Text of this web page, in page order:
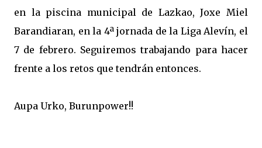
en la piscina municipal de Lazkao, Joxe Miel
Barandiaran, en la 4ª jornada de la Liga Alevín, el
7 de febrero. Seguiremos trabajando para hacer
frente a los retos que tendrán entonces.
Aupa Urko, Burunpower!!